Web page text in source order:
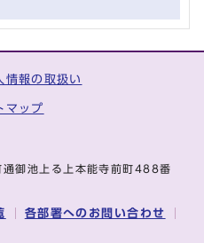
情報の取扱い
マップ
御池上る上本能寺前町488番
各部署へのお問い合わせ